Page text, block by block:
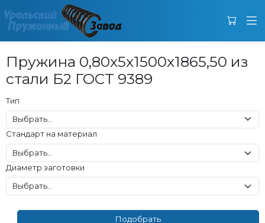
Пружина 0,80x5x1500x1865,50 из
стали Б2 ГОСТ 9389
Тип
Стандарт на материал
Диаметр заготовки